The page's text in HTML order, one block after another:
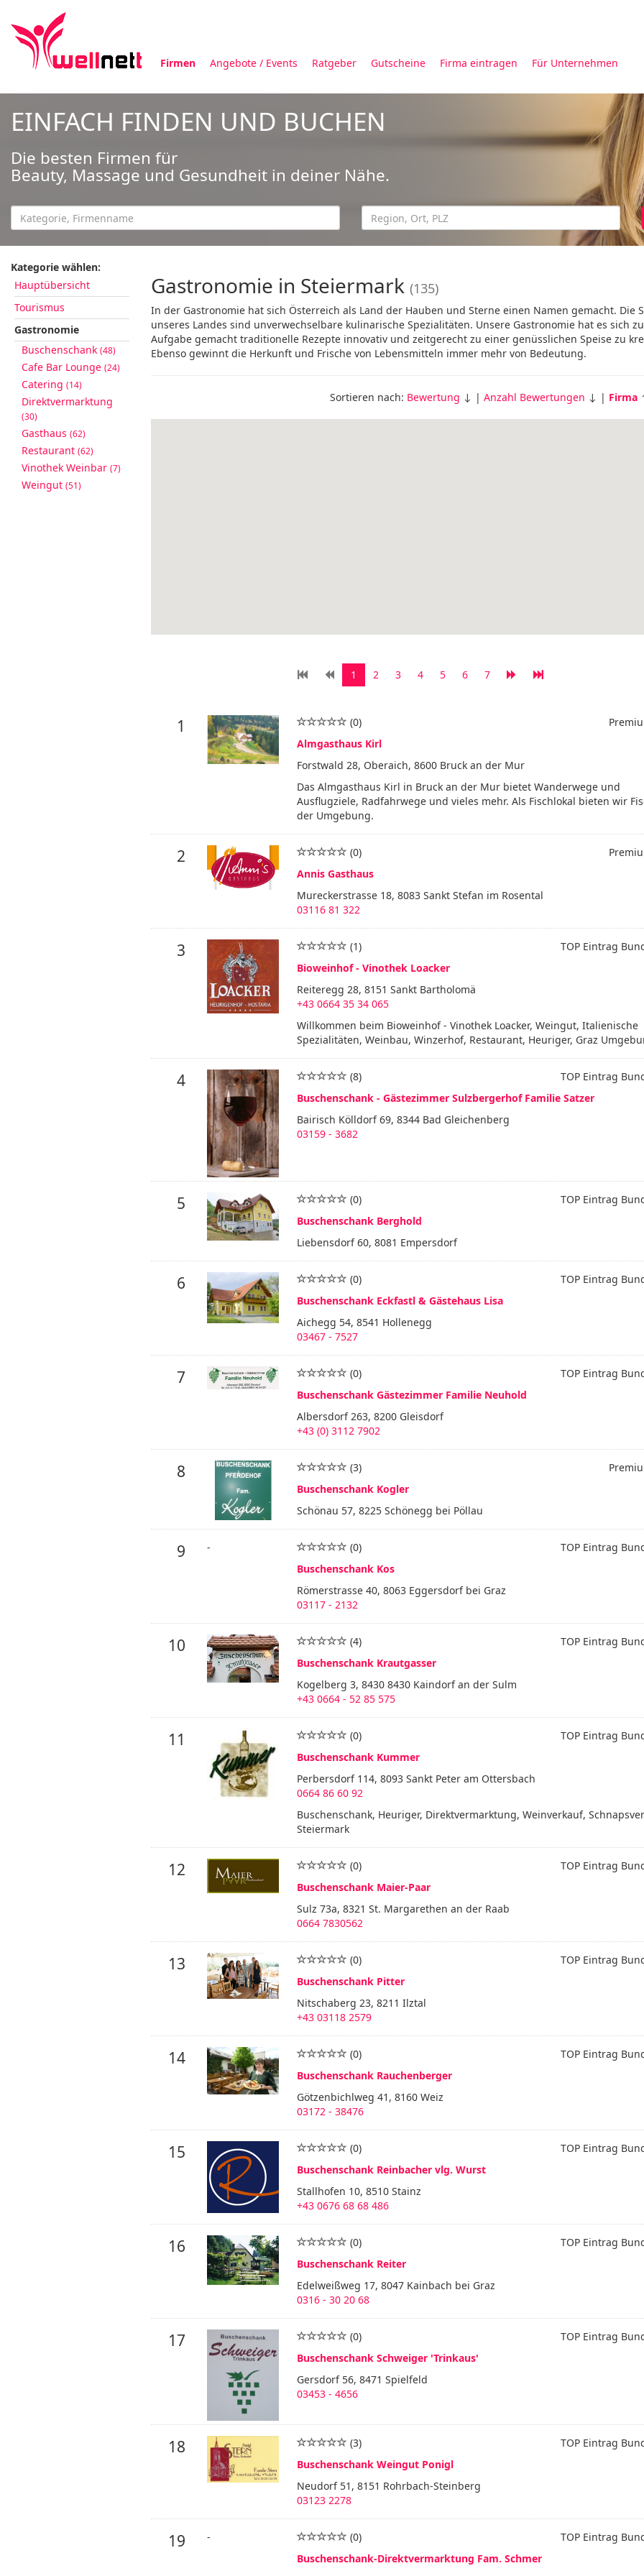
Firmen Angebote / Events Ratgeber Gutscheine Firma eintragen Für Unternehmen
EINFACH FINDEN UND BUCHEN
Die besten Firmen für
Beauty, Massage und Gesundheit in deiner Nähe.
Kategorie wählen:
Hauptübersicht
Tourismus
Gastronomie
Buschenschank (48)
Cafe Bar Lounge (24)
Catering (14)
Direktvermarktung
(30)
Gasthaus (62)
Restaurant (62)
Vinothek Weinbar (7)
Weingut (51)
Gastronomie in Steiermark (135)
In der Gastronomie hat sich Österreich als Land der Hauben und Sterne einen Namen gemacht. Die
unseres Landes sind unverwechselbare kulinarische Spezialitäten. Unsere Gastronomie hat es sich
Aufgabe gemacht traditionelle Rezepte innovativ und zeitgerecht zu einer genüsslichen Speise zu
Ebenso gewinnt die Herkunft und Frische von Lebensmitteln immer mehr von Bedeutung.
Sortieren nach: Bewertung ↓ | Anzahl Bewertungen ↓ | Firma
1 2 3 4 5 6 7
1
(0)
Almgasthaus Kirl
Forstwald 28, Oberaich, 8600 Bruck an der Mur
Das Almgasthaus Kirl in Bruck an der Mur bietet Wanderwege und
Ausflugziele, Radfahrwege und vieles mehr. Als Fischlokal bieten wir
der Umgebung.
2
(0)
Annis Gasthaus
Mureckerstrasse 18, 8083 Sankt Stefan im Rosental
03116 81 322
3 TOP Eintrag
(1)
Bioweinhof - Vinothek Loacker
Reiteregg 28, 8151 Sankt Bartholomä
+43 0664 35 34 065
Willkommen beim Bioweinhof - Vinothek Loacker, Weingut, Italienische
Spezialitäten, Weinbau, Winzerhof, Restaurant, Heuriger, Graz
4 TOP Eintrag
(8)
Buschenschank - Gästezimmer Sulzbergerhof Familie Satzer
Bairisch Kölldorf 69, 8344 Bad Gleichenberg
03159 - 3682
5 TOP Eintrag
(0)
Buschenschank Berghold
Liebensdorf 60, 8081 Empersdorf
6 TOP Eintrag
(0)
Buschenschank Eckfastl & Gästehaus Lisa
Aichegg 54, 8541 Hollenegg
03467 - 7527
7 TOP Eintrag
(0)
Buschenschank Gästezimmer Familie Neuhold
Albersdorf 263, 8200 Gleisdorf
+43 (0) 3112 7902
8
(3)
Buschenschank Kogler
Schönau 57, 8225 Schönegg bei Pöllau
9 - TOP Eintrag
(0)
Buschenschank Kos
Römerstrasse 40, 8063 Eggersdorf bei Graz
03117 - 2132
10 TOP Eintrag
(4)
Buschenschank Krautgasser
Kogelberg 3, 8430 8430 Kaindorf an der Sulm
+43 0664 - 52 85 575
11 TOP Eintrag
(0)
Buschenschank Kummer
Perbersdorf 114, 8093 Sankt Peter am Ottersbach
0664 86 60 92
Buschenschank, Heuriger, Direktvermarktung, Weinverkauf,
Steiermark
12 TOP Eintrag
(0)
Buschenschank Maier-Paar
Sulz 73a, 8321 St. Margarethen an der Raab
0664 7830562
13 TOP Eintrag
(0)
Buschenschank Pitter
Nitschaberg 23, 8211 Ilztal
+43 03118 2579
14 TOP Eintrag
(0)
Buschenschank Rauchenberger
Götzenbichlweg 41, 8160 Weiz
03172 - 38476
15 TOP Eintrag
(0)
Buschenschank Reinbacher vlg. Wurst
Stallhofen 10, 8510 Stainz
+43 0676 68 68 486
16 TOP Eintrag
(0)
Buschenschank Reiter
Edelweißweg 17, 8047 Kainbach bei Graz
0316 - 30 20 68
17 TOP Eintrag
(0)
Buschenschank Schweiger 'Trinkaus'
Gersdorf 56, 8471 Spielfeld
03453 - 4656
18 TOP Eintrag
(3)
Buschenschank Weingut Ponigl
Neudorf 51, 8151 Rohrbach-Steinberg
03123 2278
19 - TOP Eintrag
(0)
Buschenschank-Direktvermarktung Fam. Schmer